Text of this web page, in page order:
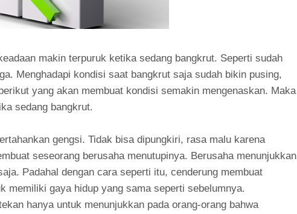
makin terpuruk ketika sedang bangkrut. Seperti sudah
Menghadapi kondisi saat bangkrut saja sudah bikin pusing,
yang akan membuat kondisi semakin mengenaskan. Maka
sedang bangkrut.
gengsi. Tidak bisa dipungkiri, rasa malu karena
seseorang berusaha menutupinya. Berusaha menunjukkan
Padahal dengan cara seperti itu, cenderung membuat
memiliki gaya hidup yang sama seperti sebelumnya.
hanya untuk menunjukkan pada orang-orang bahwa